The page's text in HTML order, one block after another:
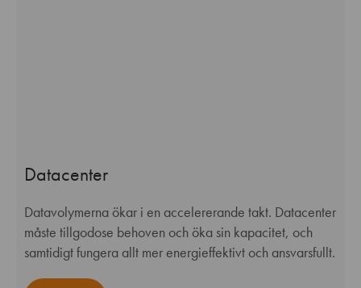
Datacenter
Datavolymerna ökar i en accelererande takt. Datacenter
måste tillgodose behoven och öka sin kapacitet, och
samtidigt fungera allt mer energieffektivt och ansvarsfullt.